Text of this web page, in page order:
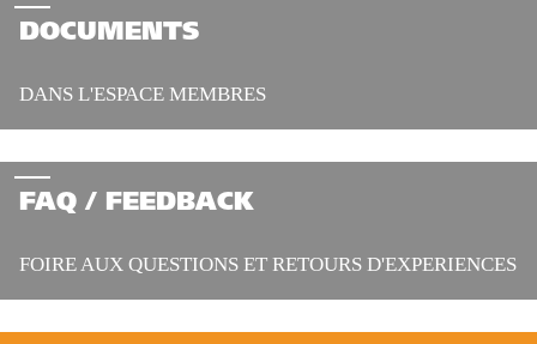
DOCUMENTS
DANS L'ESPACE MEMBRES
FAQ / FEEDBACK
FOIRE AUX QUESTIONS ET RETOURS D'EXPERIENCES